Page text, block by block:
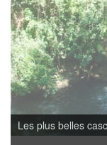
Les plus belles